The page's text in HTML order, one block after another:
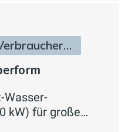
Verbraucherinfos
kW) für große